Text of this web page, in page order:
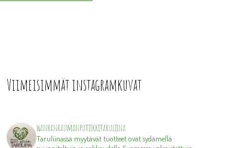
Viimeisimmät instagramkuvat
wanhanraumanputiikkitaruliina
Taruliinassa myytävät tuotteet ovat sydämellä